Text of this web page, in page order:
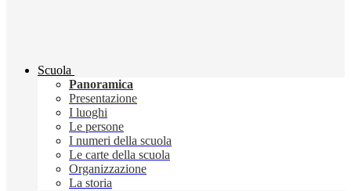
Scuola
Panoramica
Presentazione
I luoghi
Le persone
I numeri della scuola
Le carte della scuola
Organizzazione
La storia